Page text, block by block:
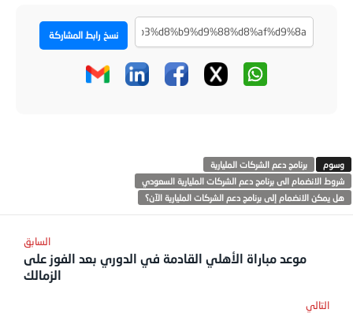
نسخ رابط المشاركة
برنامج دعم الشركات المليارية
شروط الانضمام الى برنامج دعم الشركات المليارية السعودي
هل يمكن الانضمام إلى برنامج دعم الشركات المليارية الآن؟
موعد مباراة الأهلي القادمة في الدوري بعد الفوز على
الزمالك